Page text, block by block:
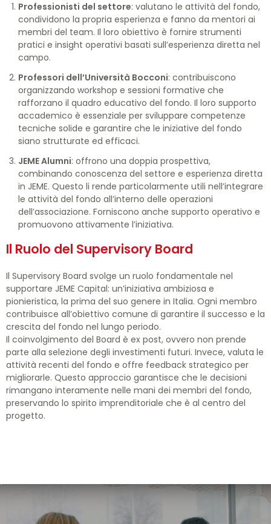
Professionisti del settore: valutano le attività del fondo,
condividono la propria esperienza e fanno da mentori ai
membri del team. Il loro obiettivo è fornire strumenti
pratici e insight operativi basati sull’esperienza diretta nel
campo.
Professori dell’Università Bocconi: contribuiscono
organizzando workshop e sessioni formative che
rafforzano il quadro educativo del fondo. Il loro supporto
accademico è essenziale per sviluppare competenze
tecniche solide e garantire che le iniziative del fondo
siano strutturate ed efficaci.
JEME Alumni: offrono una doppia prospettiva,
combinando conoscenza del settore e esperienza diretta
in JEME. Questo li rende particolarmente utili nell’integrare
le attività del fondo all’interno delle operazioni
dell’associazione. Forniscono anche supporto operativo e
promuovono attivamente l’iniziativa.
Il Ruolo del Supervisory Board
Il Supervisory Board svolge un ruolo fondamentale nel
supportare JEME Capital: un’iniziativa ambiziosa e
pionieristica, la prima del suo genere in Italia. Ogni membro
contribuisce all’obiettivo comune di garantire il successo e la
crescita del fondo nel lungo periodo.
Il coinvolgimento del Board è ex post, ovvero non prende
parte alla selezione degli investimenti futuri. Invece, valuta le
attività recenti del fondo e offre feedback strategico per
migliorarle. Questo approccio garantisce che le decisioni
rimangano interamente nelle mani dei membri del fondo,
preservando lo spirito imprenditoriale che è al centro del
progetto.